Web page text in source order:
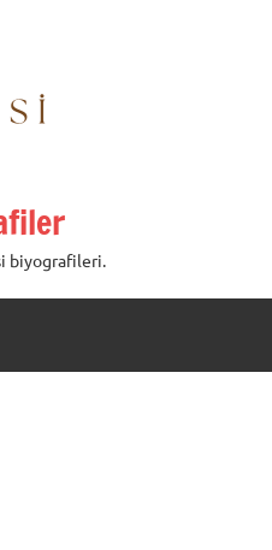
biyografileri.